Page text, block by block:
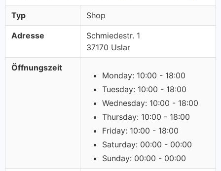
Typ Shop
Adresse
Schmiedestr. 1
37170 Uslar
Öffnungszeit
Monday: 10:00 - 18:00
Tuesday: 10:00 - 18:00
Wednesday: 10:00 - 18:00
Thursday: 10:00 - 18:00
Friday: 10:00 - 18:00
Saturday: 00:00 - 00:00
Sunday: 00:00 - 00:00